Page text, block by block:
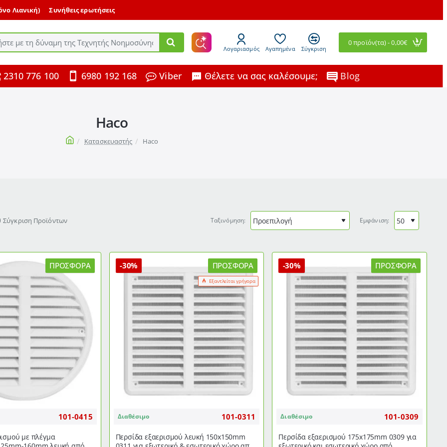
Λιανική) Συνήθεις ερωτήσεις
Λογαριασμός Αγαπημένα Σύγκριση
0 προϊόν(τα) - 0,00€
2310 776 100 6980 192 168 Viber Θέλετε να σας καλέσουμε; Blog
Haco
homeΚατασκευαστής Haco
Σύγκριση Προϊόντων Ταξινόμηση: Εμφάνιση:
ΠΡΟΣΦΟΡΆ
101-0415
με πλέγμα
ΠΡΟΣΦΟΡΆ
Εξαντλείται γρήγορα
-30%
Διαθέσιμο 101-0311
Περσίδα εξαερισμού λευκή 150x150mm
ΠΡΟΣΦΟΡΆ
-30%
Διαθέσιμο 101-0309
Περσίδα εξαερισμού 175x175mm 0309 για